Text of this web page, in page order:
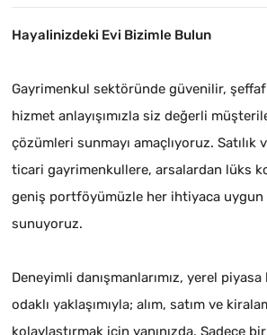
Hayalinizdeki Evi Bizimle Bulun
Gayrimenkul sektöründe güvenilir,
hizmet anlayışımızla siz değerli
çözümleri sunmayı amaçlıyoruz. Satılık
ticari gayrimenkullere, arsalardan lüks
geniş portföyümüzle her ihtiyaca uygun
sunuyoruz.
Deneyimli danışmanlarımız, yerel
odaklı yaklaşımıyla; alım, satım ve
kolaylaştırmak için yanınızda. Sadece